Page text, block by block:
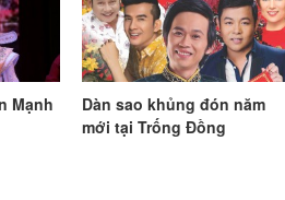
Mạnh
Dàn sao khủng đón năm
mới tại Trống Đồng